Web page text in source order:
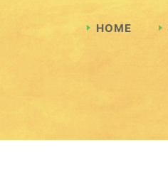
HOME